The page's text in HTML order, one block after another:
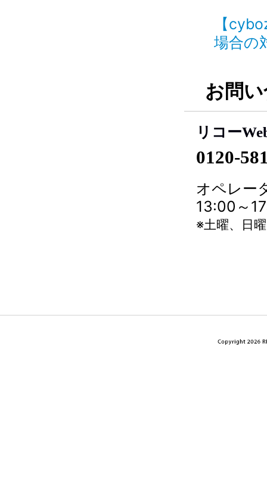
【
場合
お問
リコー
0120-
オペレー
13:00～
※土曜、日